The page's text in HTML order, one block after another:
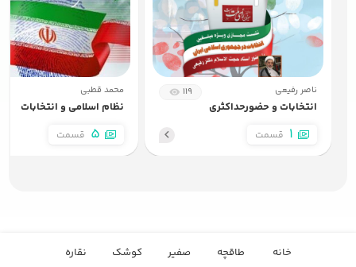
ناصر رفیعی 119
انتخابات و حضورحداکثری
1 قسمت
محمد قطبی
نظام اسلامی و انتخابات
5 قسمت
خانه طاقچه صفیر کوشک نقاره